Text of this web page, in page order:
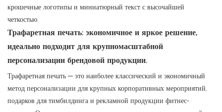
крошечные логотипы и миниатюрный текст с высочайшей
четкостью.
Трафаретная печать: экономичное и яркое решение,
идеально подходит для крупномасштабной
персонализации брендовой продукции.
Трафаретная печать — это наиболее классический и экономичный
метод персонализации для крупных корпоративных мероприятий,
подарков для тимбилдинга и рекламной продукции фитнес-